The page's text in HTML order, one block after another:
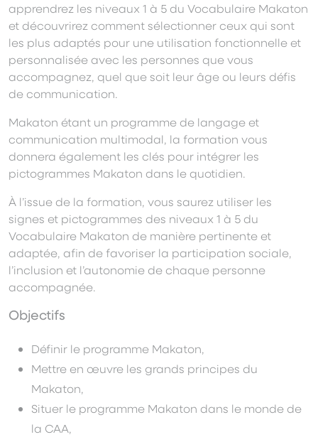
apprendrez les niveaux 1 à 5 du Vocabulaire Makaton
et découvrirez comment sélectionner ceux qui sont
les plus adaptés pour une utilisation fonctionnelle et
personnalisée avec les personnes que vous
accompagnez, quel que soit leur âge ou leurs défis
de communication.
Makaton étant un programme de langage et
communication multimodal, la formation vous
donnera également les clés pour intégrer les
pictogrammes Makaton dans le quotidien.
À l’issue de la formation, vous saurez utiliser les
signes et pictogrammes des niveaux 1 à 5 du
Vocabulaire Makaton de manière pertinente et
adaptée, afin de favoriser la participation sociale,
l’inclusion et l’autonomie de chaque personne
accompagnée.
Objectifs
Définir le programme Makaton,
Mettre en œuvre les grands principes du
Makaton,
Situer le programme Makaton dans le monde de
la CAA,